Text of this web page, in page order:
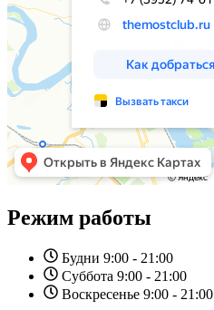
Режим работы
Будни 9:00 - 21:00
Суббота 9:00 - 21:00
Воскресенье 9:00 - 21:00